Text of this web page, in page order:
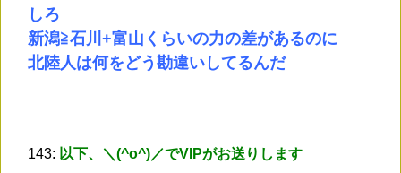
しろ
新潟≧石川+富山くらいの力の差があるのに
北陸人は何をどう勘違いしてるんだ
143: 以下、＼(^o^)／でVIPがお送りします